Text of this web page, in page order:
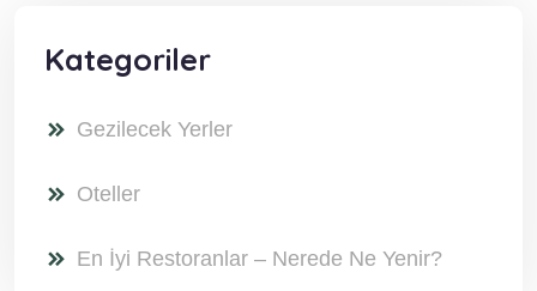
Kategoriler
Gezilecek Yerler
Oteller
En İyi Restoranlar – Nerede Ne Yenir?